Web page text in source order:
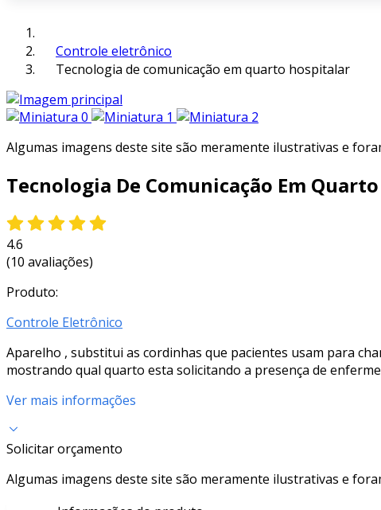
Controle eletrônico
Tecnologia de comunicação em quarto hospitalar
Algumas imagens deste site são meramente ilustrativas e
Tecnologia De Comunicação Em
4.6
(10 avaliações)
Produto:
Controle Eletrônico
Aparelho , substitui as cordinhas que pacientes usam para
mostrando qual quarto esta solicitando a presença de
Ver mais informações
Solicitar orçamento
Algumas imagens deste site são meramente ilustrativas e